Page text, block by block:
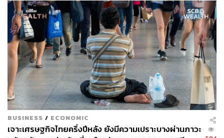
BUSINESS / ECONOMIC
เจาะเศรษฐกิจไทยครึ่งปีหลัง ยังมีความเปราะบางผ่านภาวะ